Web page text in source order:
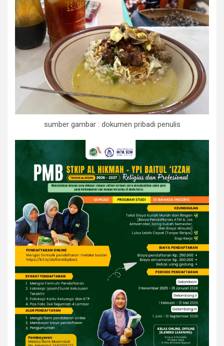
sumber gambar : dokumen pribadi penulis